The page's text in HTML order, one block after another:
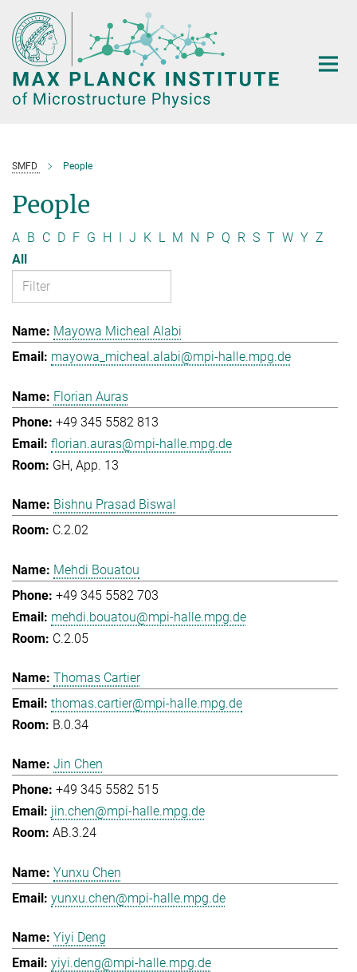
Main-
Content
SMFD People
People
A B C D F G H I J K L M N P Q R S T W Y Z
All
Mayowa Micheal Alabi
mayowa_micheal.alabi@mpi-halle.mpg.de
Florian Auras
+49 345 5582 813
florian.auras@mpi-halle.mpg.de
GH, App. 13
Bishnu Prasad Biswal
C.2.02
Mehdi Bouatou
+49 345 5582 703
mehdi.bouatou@mpi-halle.mpg.de
C.2.05
Thomas Cartier
thomas.cartier@mpi-halle.mpg.de
B.0.34
Jin Chen
+49 345 5582 515
jin.chen@mpi-halle.mpg.de
AB.3.24
Yunxu Chen
yunxu.chen@mpi-halle.mpg.de
Yiyi Deng
yiyi.deng@mpi-halle.mpg.de